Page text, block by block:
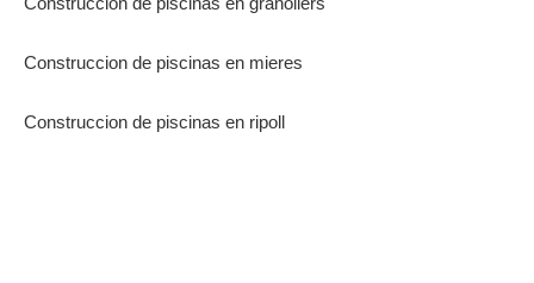
Construccion de piscinas en mieres
Construccion de piscinas en ripoll